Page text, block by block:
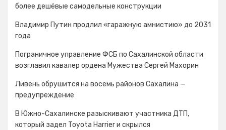
более дешёвые самодельные конструкции
Владимир Путин продлил «гаражную амнистию» до 2031
года
Пограничное управление ФСБ по Сахалинской области
возглавил кавалер ордена Мужества Сергей Махорин
Ливень обрушится на восемь районов Сахалина —
предупреждение
В Южно-Сахалинске разыскивают участника ДТП,
который задел Toyota Harrier и скрылся